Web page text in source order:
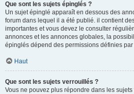
Que sont les sujets épinglés ?
Un sujet épinglé apparaît en dessous des
forum dans lequel il a été publié. il contient
importantes et vous devez le consulter
annonces et les annonces globales, la
épinglés dépend des permissions définies par
Haut
Que sont les sujets verrouillés ?
Vous ne pouvez plus répondre dans les